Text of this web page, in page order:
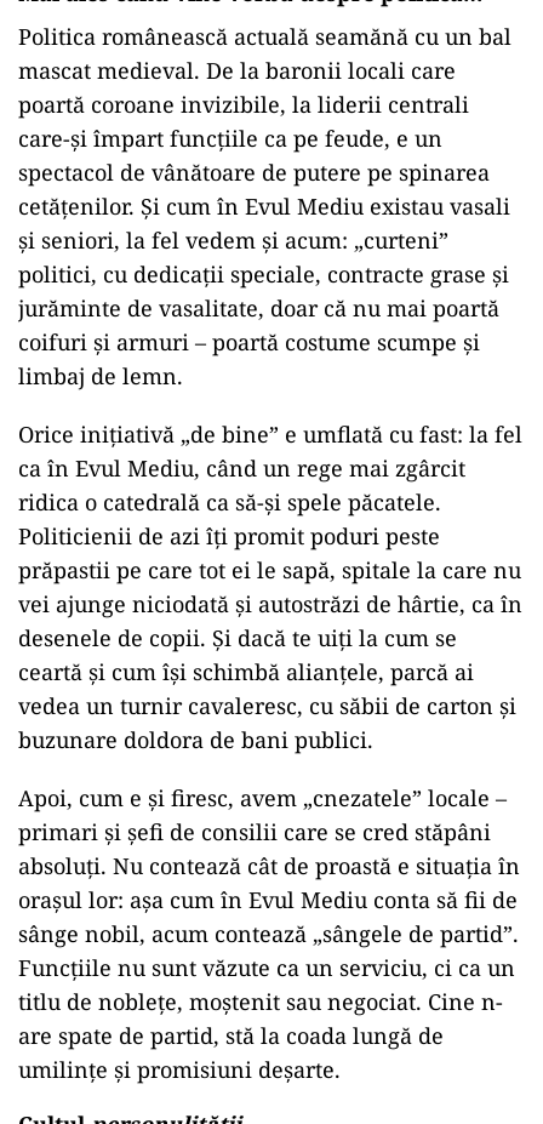
Politica românească actuală seamănă cu un bal
mascat medieval. De la baronii locali care
poartă coroane invizibile, la liderii centrali
care-și împart funcțiile ca pe feude, e un
spectacol de vânătoare de putere pe spinarea
cetățenilor. Și cum în Evul Mediu existau vasali
și seniori, la fel vedem și acum: „curteni”
politici, cu dedicații speciale, contracte grase și
jurăminte de vasalitate, doar că nu mai poartă
coifuri și armuri – poartă costume scumpe și
limbaj de lemn.
Orice inițiativă „de bine” e umflată cu fast: la fel
ca în Evul Mediu, când un rege mai zgârcit
ridica o catedrală ca să-și spele păcatele.
Politicienii de azi îți promit poduri peste
prăpastii pe care tot ei le sapă, spitale la care nu
vei ajunge niciodată și autostrăzi de hârtie, ca în
desenele de copii. Și dacă te uiți la cum se
ceartă și cum își schimbă alianțele, parcă ai
vedea un turnir cavaleresc, cu săbii de carton și
buzunare doldora de bani publici.
Apoi, cum e și firesc, avem „cnezatele” locale –
primari și șefi de consilii care se cred stăpâni
absoluți. Nu contează cât de proastă e situația în
orașul lor: așa cum în Evul Mediu conta să fii de
sânge nobil, acum contează „sângele de partid”.
Funcțiile nu sunt văzute ca un serviciu, ci ca un
titlu de noblețe, moștenit sau negociat. Cine n-
are spate de partid, stă la coada lungă de
umilințe și promisiuni deșarte.